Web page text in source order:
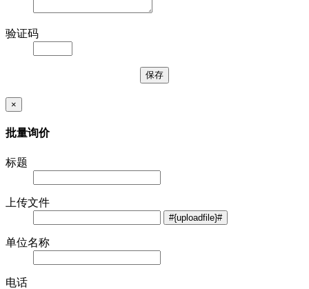
验证码
×
批量询价
标题
上传文件
单位名称
电话